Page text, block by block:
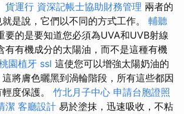
貨運行 資深記帳士協助財務管理 兩者的
是說，它們以不同的方式工作。 輔聽
要的是要知道您必須為UVA和UVB射線
有有機成分的太陽油，而不是這種有機
園植牙 ssl 這使您可以增強太陽奶油的
將膚色曬黑到渦輪階段，所有這些都因
度保護。 竹北月子中心 申請台胞證照
潔 客廳設計 易於塗抹，迅速吸收，不粘